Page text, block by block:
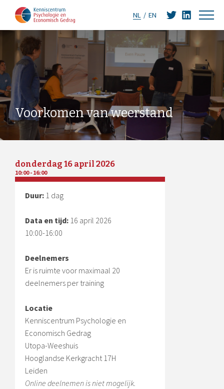
NL EN
Voorkomen van weerstand
donderdag 16 april 2026
10:00 - 16:00
€ 495,00
Duur: 1 dag
Data en tijd: 16 april 2026
10:00-16:00
Deelnemers
Er is ruimte voor maximaal 20
deelnemers per training
Locatie
Kenniscentrum Psychologie en
Economisch Gedrag
Utopa-Weeshuis
Hooglandse Kerkgracht 17H
Leiden
Online deelnemen is niet mogelijk.